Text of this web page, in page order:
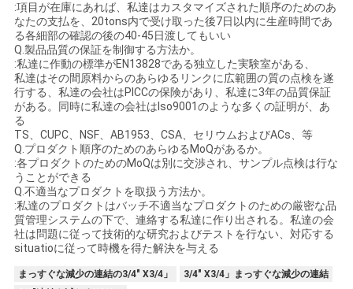
:項目が在庫にあれば、私達はカスタマイズされた順序のためのあ
なたの支払を、20tons内で受け取った後7日以内に生産時間であ
る各細部の確認の後の40-45日渡してもいい
Q.製品品質の保証を制御する方法か。
:私達に作動の標準がEN13828である独立した実験室がある、
私達はその間原料からのあらゆるリンクに広範囲の質の点検を遂
行する、私達の会社はPICCの保険があり、私達に3年の品質保証
がある。同時に私達の会社はIso9001のような多くの証明が、あ
る
TS、CUPC、NSF、AB1953、CSA、セリウムおよびACs、等
Q.プロダクト順序のためのあらゆるMoQがあるか。
:各プロダクトのためのMoQは別に交渉され、サンプル点検は行な
うことができる
Q.不適当なプロダクトを取扱う方法か。
:私達のプロダクトはバッチ不適当なプロダクトのための厳密な品
質管理システムの下で、連絡する私達に作り出される。私達の会
社は問題に従って技術的な研究およびテストを行ない、対応する
situatioに従って時機を得た解決を与える
まっすぐな減少の連結の3/4" X3/4」
3/4" X3/4」まっすぐな減少の連結